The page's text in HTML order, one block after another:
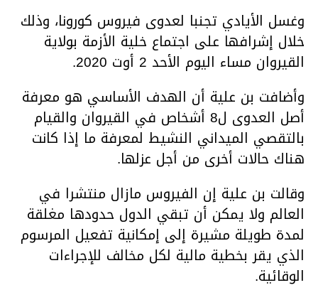
وغسل الأيادي تجنبا لعدوى فيروس كورونا، وذلك
خلال إشرافها على اجتماع خلية الأزمة بولاية
القيروان مساء اليوم الأحد 2 أوت 2020.
وأضافت بن علية أن الهدف الأساسي هو معرفة
أصل العدوى ل8 أشخاص في القيروان والقيام
بالتقصي الميداني النشيط لمعرفة ما إذا كانت
هناك حالات أخرى من أجل عزلها.
وقالت بن علية إن الفيروس مازال منتشرا في
العالم ولا يمكن أن تبقي الدول حدودها مغلقة
لمدة طويلة مشيرة إلى إمكانية تفعيل المرسوم
الذي يقر بخطية مالية لكل مخالف للإجراءات
الوقائية.